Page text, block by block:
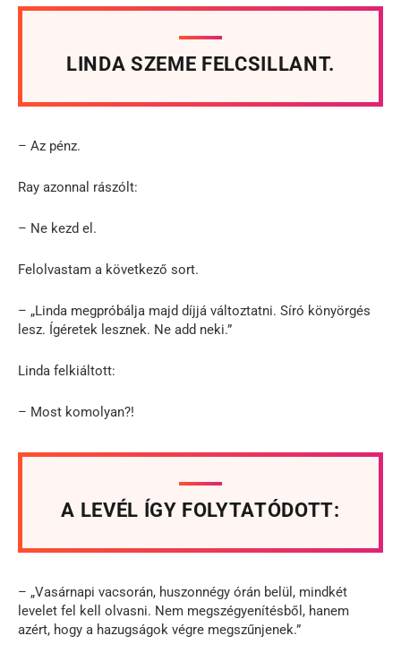
LINDA SZEME FELCSILLANT.
– Az pénz.
Ray azonnal rászólt:
– Ne kezd el.
Felolvastam a következő sort.
– „Linda megpróbálja majd díjjá változtatni. Síró könyörgés
lesz. Ígéretek lesznek. Ne add neki.”
Linda felkiáltott:
– Most komolyan?!
A LEVÉL ÍGY FOLYTATÓDOTT:
– „Vasárnapi vacsorán, huszonnégy órán belül, mindkét
levelet fel kell olvasni. Nem megszégyenítésből, hanem
azért, hogy a hazugságok végre megszűnjenek.”